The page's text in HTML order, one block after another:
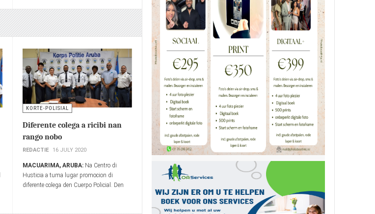
KORTE-POLISIAL
Diferente colega a ricibi nan
rango nobo
REDACTIE 16 JULY 2020
MACUARIMA, ARUBA: Na Centro di
Husticia a tuma lugar promocion di
diferente colega den Cuerpo Policial. Den